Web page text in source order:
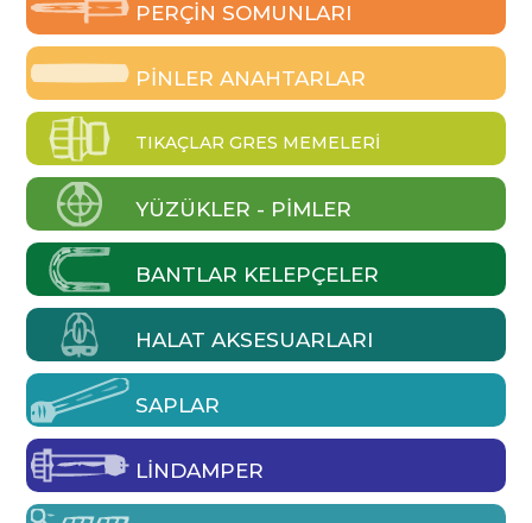
PERÇIN SOMUNLARI
PINLER ANAHTARLAR
TIKAÇLAR GRES MEMELERI
YÜZÜKLER - PIMLER
BANTLAR KELEPÇELER
HALAT AKSESUARLARI
SAPLAR
LINDAMPER